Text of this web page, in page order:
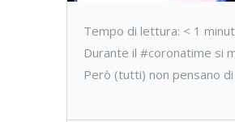
Tempo di lettura: < 1
Durante il #coronatime si
Però (tutti) non pensano